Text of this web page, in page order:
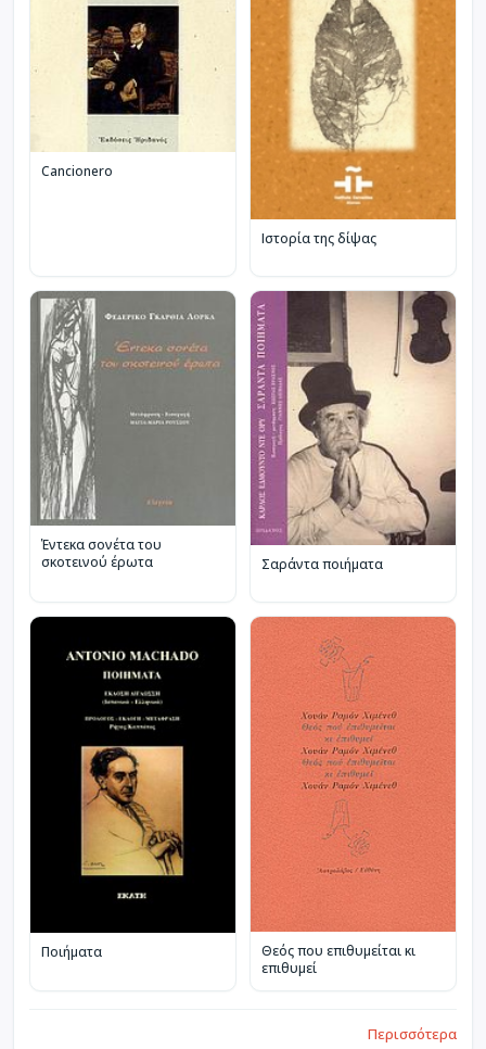
Cancionero
Ιστορία της δίψας
Έντεκα σονέτα του
σκοτεινού έρωτα
Σαράντα ποιήματα
Ποιήματα
Θεός που επιθυμείται κι
επιθυμεί
Περισσότερα